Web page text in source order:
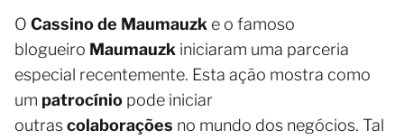
O Cassino de Maumauzk e o famoso
blogueiro Maumauzk iniciaram uma parceria
especial recentemente. Esta ação mostra como
um patrocínio pode iniciar
outrascolaborações no mundo dos negócios. Tal